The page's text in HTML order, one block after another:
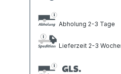
Abholung 2-3 Tage
Lieferzeit 2-3